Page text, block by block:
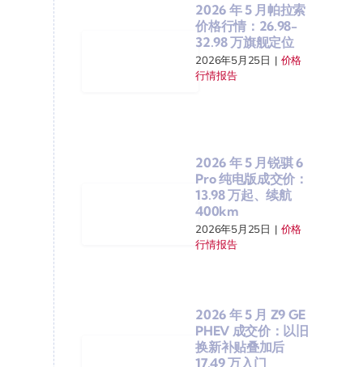
2026 年 5 月帕拉索
价格行情：26.98-
32.98 万旗舰定位
2026年5月25日 | 价格
行情报告
2026 年 5 月锐骐 6
Pro 纯电版成交价：
13.98 万起、续航
400km
2026年5月25日 | 价格
行情报告
2026 年 5 月 Z9 GE
PHEV 成交价：以旧
换新补贴叠加后
17.49 万入门